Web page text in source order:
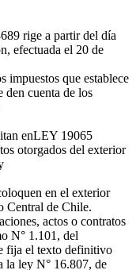
rige a partir del día
efectuada el 20 de
impuestos que establece
den cuenta de los
enLEY 19065
otorgados del exterior
en el exterior
Central de Chile.
actos o contratos
N° 1.101, del
fija el texto definitivo
la ley N° 16.807, de